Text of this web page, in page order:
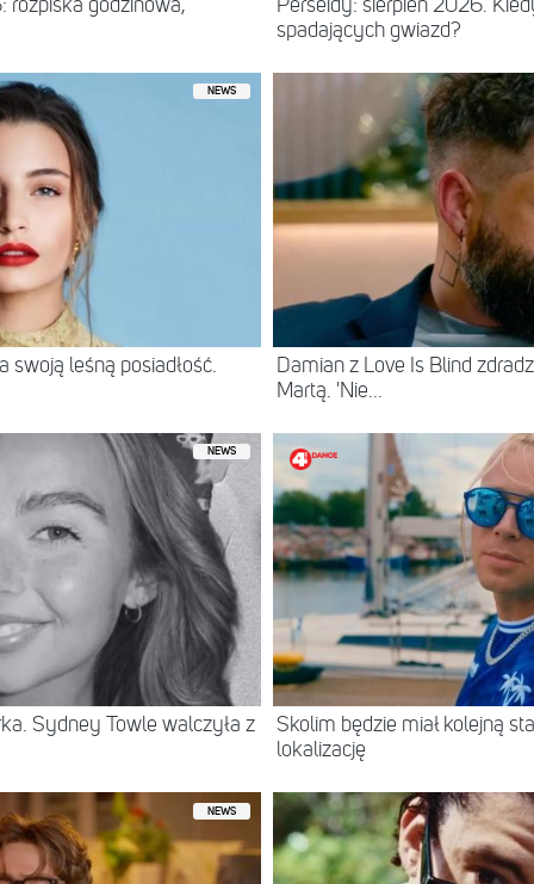
rozpiska godzinowa,
Perseidy: sierpień 2026.
spadających gwiazd?
NEWS
leśną posiadłość.
Damian z Love Is Blind
Martą. 'Nie...
NEWS
Sydney Towle walczyła z
Skolim będzie miał kolejną
lokalizację
NEWS